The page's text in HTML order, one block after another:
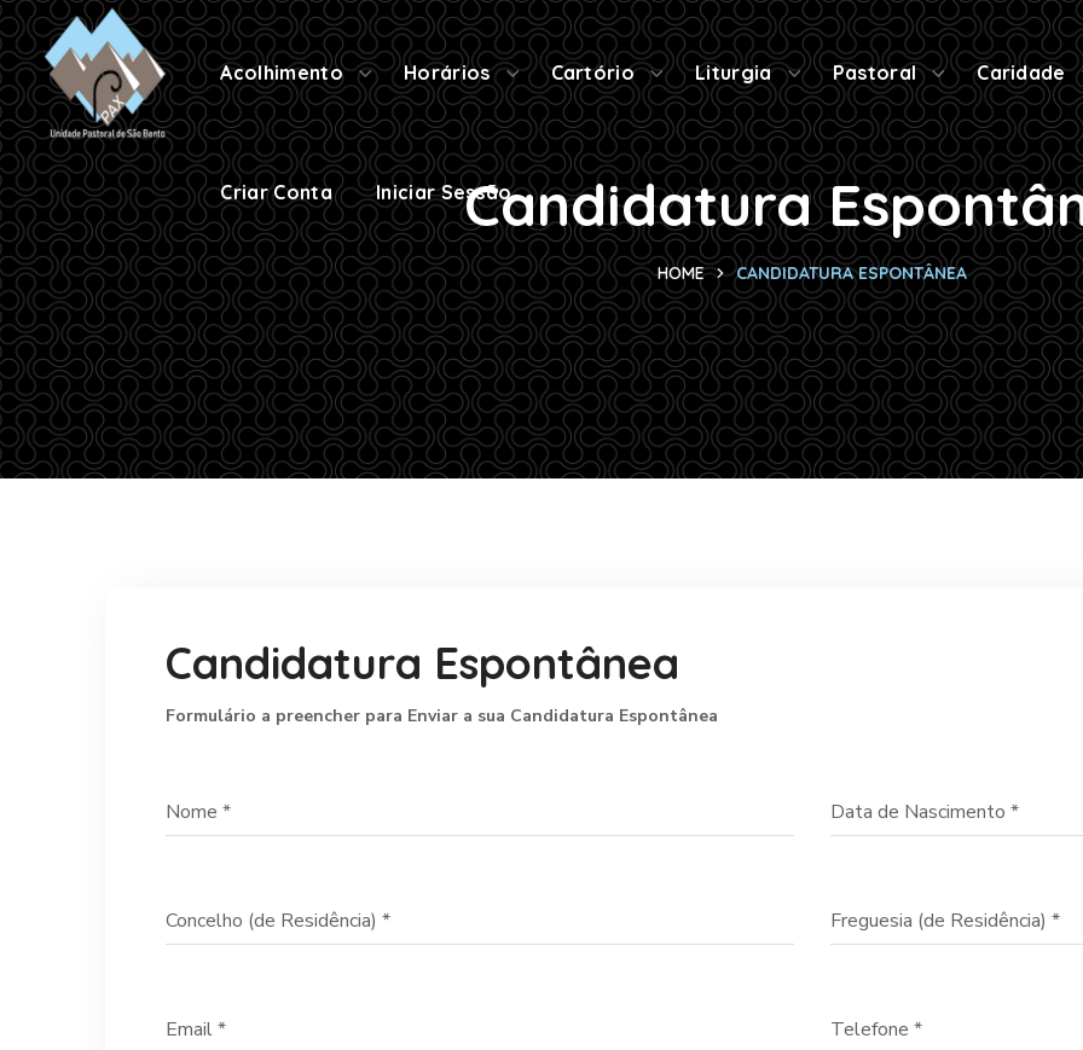
Acolhimento Horários Cartório Liturgia Pastoral Caridade
Criar Conta Iniciar Sessão
Criar Conta Iniciar Sessão
Candidatura
HOME CANDIDATURA ESPONTÂNEA
Candidatura Espontânea
Formulário a preencher para Enviar a sua Candidatura Espontânea
Nome * Data de Nascimento *
Concelho (de Residência) * Freguesia (de Residência) *
Email* Telefone *